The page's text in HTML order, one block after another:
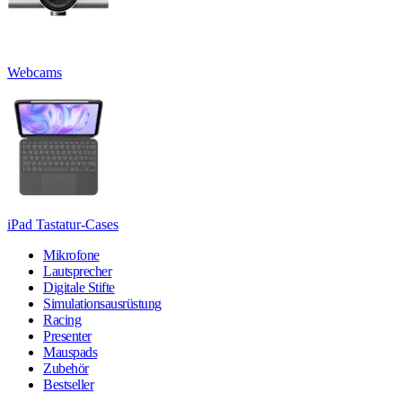
Webcams
iPad Tastatur-Cases
Mikrofone
Lautsprecher
Digitale Stifte
Simulationsausrüstung
Racing
Presenter
Mauspads
Zubehör
Bestseller